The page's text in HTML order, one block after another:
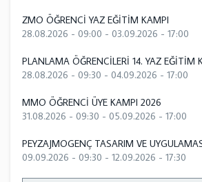
ZMO ÖĞRENCİ YAZ EĞİTİM KAMPI
28.08.2026 - 09:00 - 03.09.2026 - 17:00
PLANLAMA ÖĞRENCİLERİ 14. YAZ EĞİTİM
28.08.2026 - 09:30 - 04.09.2026 - 17:00
MMO ÖĞRENCİ ÜYE KAMPI 2026
31.08.2026 - 09:30 - 05.09.2026 - 17:00
PEYZAJMOGENÇ TASARIM VE
09.09.2026 - 09:30 - 12.09.2026 - 17:30